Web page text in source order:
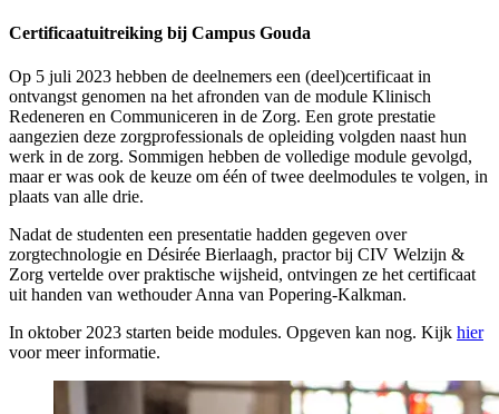
Certificaatuitreiking bij Campus Gouda
Op 5 juli 2023 hebben de deelnemers een (deel)certificaat in
ontvangst genomen na het afronden van de module Klinisch
Redeneren en Communiceren in de Zorg. Een grote prestatie
aangezien deze zorgprofessionals de opleiding volgden naast hun
werk in de zorg. Sommigen hebben de volledige module gevolgd,
maar er was ook de keuze om één of twee deelmodules te volgen, in
plaats van alle drie.
Nadat de studenten een presentatie hadden gegeven over
zorgtechnologie en Désirée Bierlaagh, practor bij CIV Welzijn &
Zorg vertelde over praktische wijsheid, ontvingen ze het certificaat
uit handen van wethouder Anna van Popering-Kalkman.
In oktober 2023 starten beide modules. Opgeven kan nog. Kijk hier
voor meer informatie.